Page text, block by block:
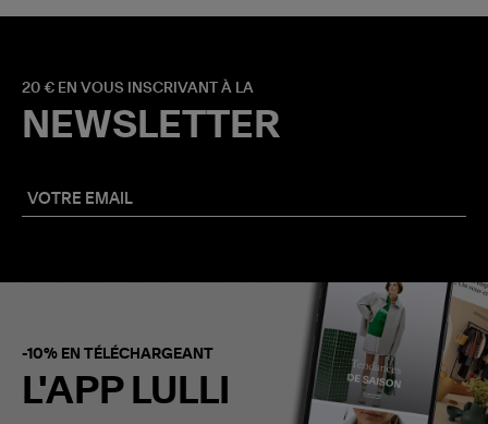
20 € EN VOUS INSCRIVANT À LA
NEWSLETTER
-10% EN TÉLÉCHARGEANT
L'APP LULLI